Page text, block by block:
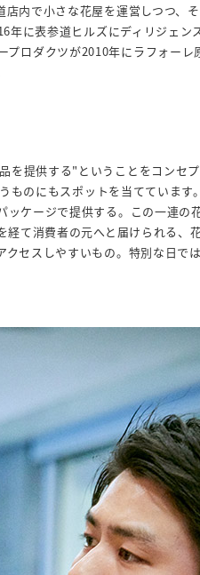
内で小さな花屋を運営しつつ、
年に表参道ヒルズにディリジェン
プロダクツが2010年にラフォーレ
を提供する"ということをコンセ
ものにもスポットを当てています
ケージで提供する。この一連の
て消費者の元へと届けられる、
セスしやすいもの。特別な日では